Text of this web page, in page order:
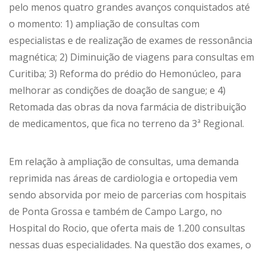
pelo menos quatro grandes avanços conquistados até
o momento: 1) ampliação de consultas com
especialistas e de realização de exames de ressonância
magnética; 2) Diminuição de viagens para consultas em
Curitiba; 3) Reforma do prédio do Hemonúcleo, para
melhorar as condições de doação de sangue; e 4)
Retomada das obras da nova farmácia de distribuição
de medicamentos, que fica no terreno da 3ª Regional.
Em relação à ampliação de consultas, uma demanda
reprimida nas áreas de cardiologia e ortopedia vem
sendo absorvida por meio de parcerias com hospitais
de Ponta Grossa e também de Campo Largo, no
Hospital do Rocio, que oferta mais de 1.200 consultas
nessas duas especialidades. Na questão dos exames, o